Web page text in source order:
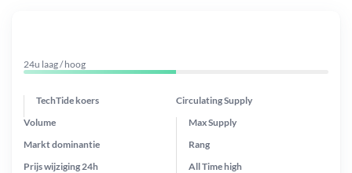
24u laag / hoog
TechTide koers Circulating Supply
Prijs wijziging 24h
Max Supply
Markt dominantie
Volume
Rang
All Timehigh